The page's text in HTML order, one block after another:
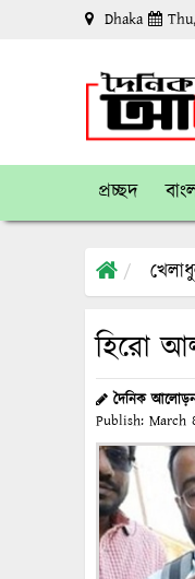
Dhaka
প্রচ্ছদ
হিরো
দৈনিক
Publish: March